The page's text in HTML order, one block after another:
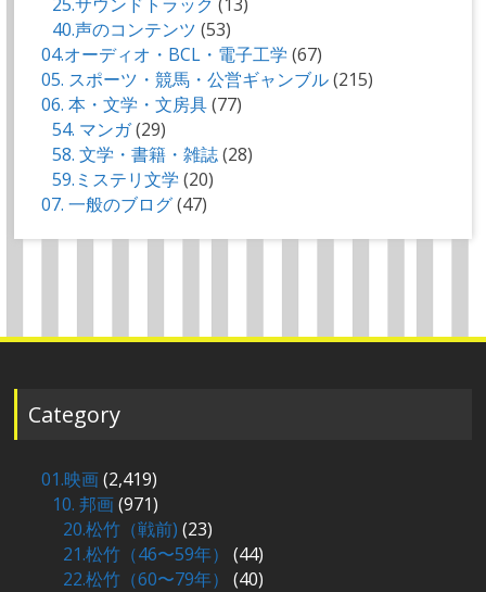
25.サウンドトラック (13)
40.声のコンテンツ (53)
04.オーディオ・BCL・電子工学 (67)
05. スポーツ・競馬・公営ギャンブル(215)
06. 本・文学・文房具(77)
54. マンガ(29)
58. 文学・書籍・雑誌(28)
59.ミステリ文学 (20)
07. 一般のブログ(47)
Category
01.映画(2,419)
10. 邦画(971)
20.松竹（戦前) (23)
21.松竹（46〜59年）
(44)
22.松竹（60〜79年）
(40)